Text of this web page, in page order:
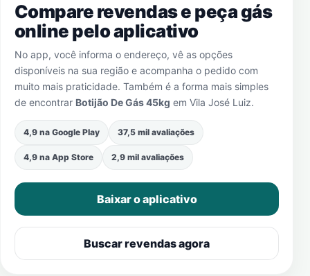
Compare revendas e peça gás
online pelo aplicativo
No app, você informa o endereço, vê as opções
disponíveis na sua região e acompanha o pedido com
muito mais praticidade. Também é a forma mais simples
de encontrar Botijão De Gás 45kg em Vila José Luiz.
4,9 na Google Play 37,5 mil avaliações
4,9 na App Store 2,9 mil avaliações
Baixar o aplicativo
Buscar revendas agora